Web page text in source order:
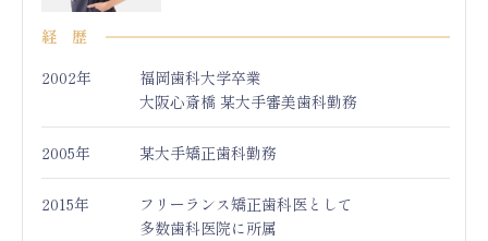
経 歴
2002年
福岡歯科大学卒業
大阪心斎橋 某大手審美歯科勤務
2005年 某大手矯正歯科勤務
2015年
フリーランス矯正歯科医として
多数歯科医院に所属